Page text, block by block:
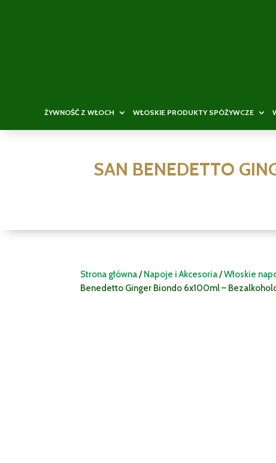
ŻYWNOŚĆ Z WŁOCH WŁOSKIE PRODUKTY SPÓŻYWCZE
SAN BENEDETTO
Strona główna/ Napoje i Akcesoria/Włoskie
Benedetto Ginger Biondo 6x100ml –